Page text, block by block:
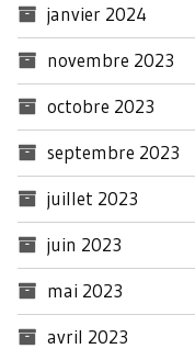
janvier 2024
novembre 2023
octobre 2023
septembre 2023
juillet 2023
juin 2023
mai 2023
avril 2023